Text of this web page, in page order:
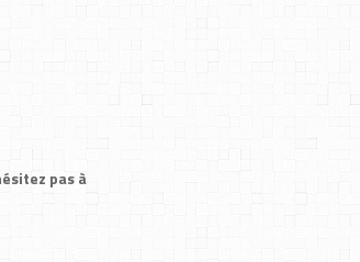
pas à